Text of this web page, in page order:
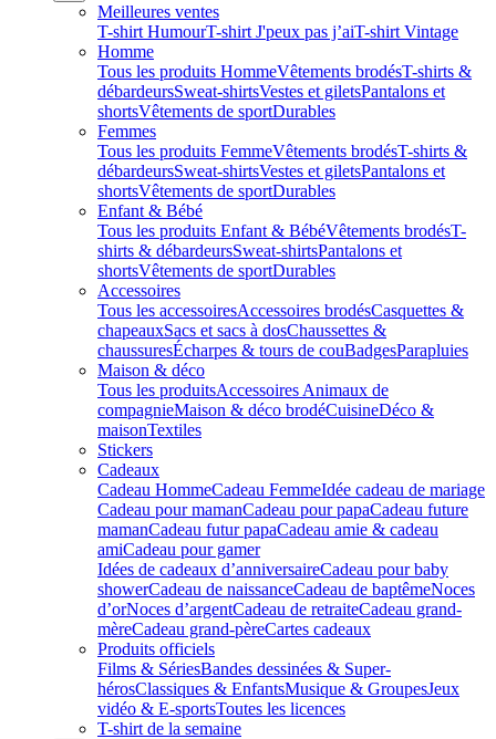
Meilleures ventes
T-shirt HumourT-shirt J'peux pas j’aiT-shirt Vintage
Homme
Tous les produits HommeVêtements brodésT-shirts &
débardeursSweat-shirtsVestes et giletsPantalons et
shortsVêtements de sportDurables
Femmes
Tous les produits FemmeVêtements brodésT-shirts &
débardeursSweat-shirtsVestes et giletsPantalons et
shortsVêtements de sportDurables
Enfant & Bébé
Tous les produits Enfant & BébéVêtements brodésT-
shirts & débardeursSweat-shirtsPantalons et
shortsVêtements de sportDurables
Accessoires
Tous les accessoiresAccessoires brodésCasquettes &
chapeauxSacs et sacs à dosChaussettes &
chaussuresÉcharpes & tours de couBadgesParapluies
Maison & déco
Tous les produitsAccessoires Animaux de
compagnieMaison & déco brodéCuisineDéco &
maisonTextiles
Stickers
Cadeaux
Cadeau HommeCadeau FemmeIdée cadeau de mariage​
Cadeau pour mamanCadeau pour papaCadeau future
mamanCadeau futur papaCadeau amie & cadeau
amiCadeau pour gamer
Idées de cadeaux d’anniversaireCadeau pour baby
showerCadeau de naissanceCadeau de baptêmeNoces
d’orNoces d’argentCadeau de retraiteCadeau grand-
mèreCadeau grand-pèreCartes cadeaux
Produits officiels
Films & SériesBandes dessinées & Super-
hérosClassiques & EnfantsMusique & GroupesJeux
vidéo & E-sportsToutes les licences
T-shirt de la semaine